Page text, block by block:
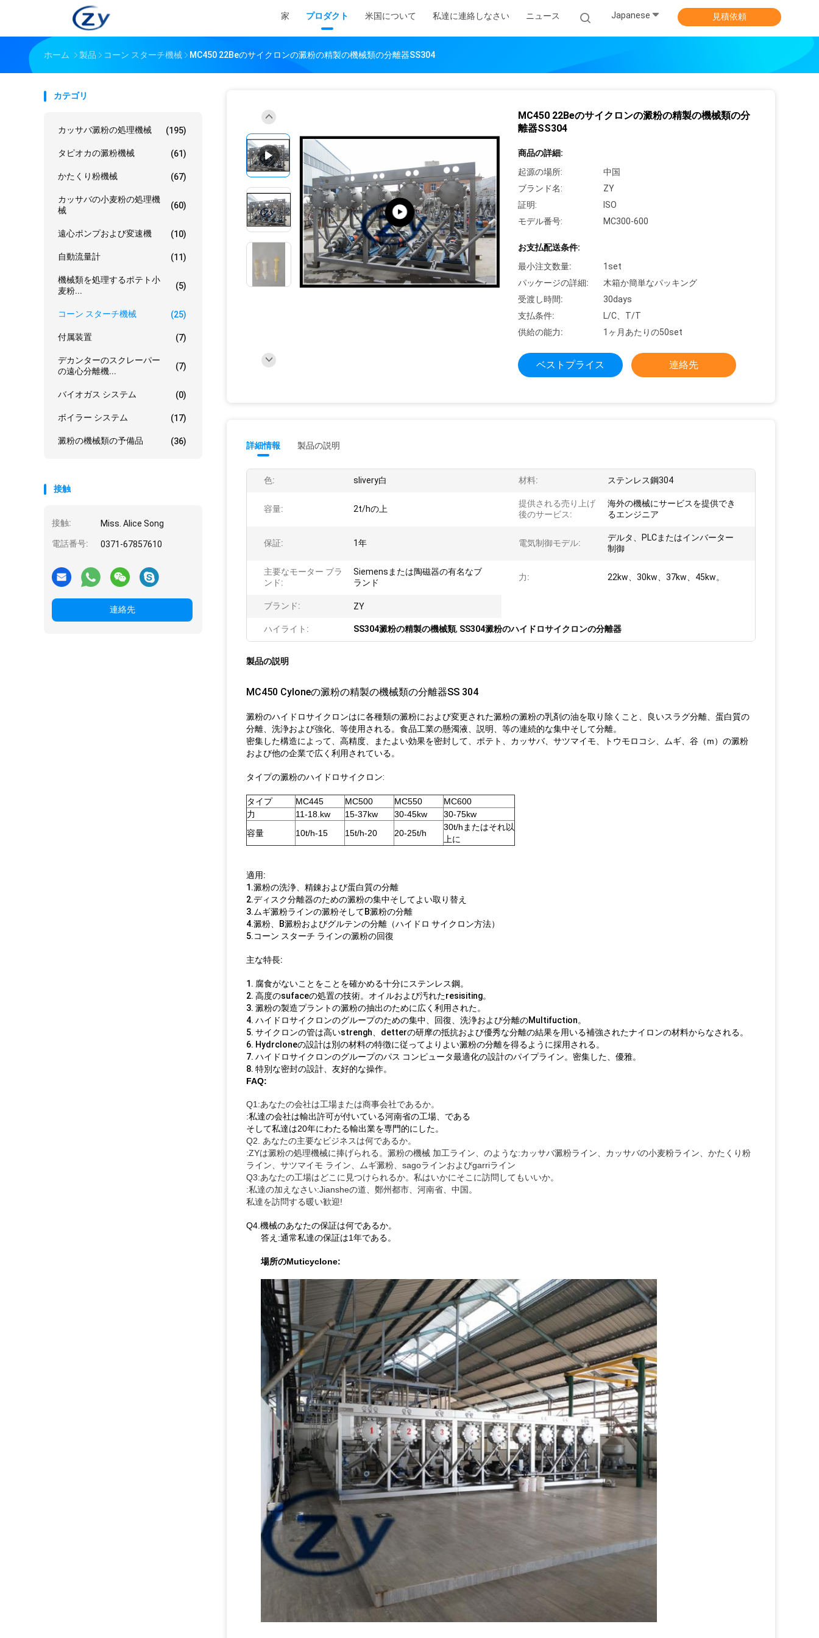
家 プロダクト 米国について 私達に連絡しなさい ニュース Japanese 見積依頼
ホーム 製品 コーン スターチ機械 MC450 22Beのサイクロンの澱粉の精製の機械類の分離器SS304
カテゴリ
カッサバ澱粉の処理機械 (195)
タピオカの澱粉機械 (61)
かたくり粉機械 (67)
カッサバの小麦粉の処理機
械
(60)
遠心ポンプおよび変速機 (10)
自動流量計 (11)
機械類を処理するポテト小
麦粉...
(5)
コーン スターチ機械 (25)
付属装置 (7)
デカンターのスクレーパー
の遠心分離機...
(7)
バイオガス システム (0)
ボイラー システム (17)
澱粉の機械類の予備品 (36)
接触
接触: Miss. Alice Song
電話番号: 0371-67857610
連絡先
MC450 22Beのサイクロンの澱粉の精製の機械類の分
離器SS304
商品の詳細:
起源の場所:
中国
ブランド名:
ZY
証明:
ISO
モデル番号:
MC300-600
お支払配送条件:
最小注文数量:
1set
パッケージの詳細:
木箱か簡単なパッキング
受渡し時間:
30days
支払条件:
L/C、T/T
供給の能力:
1ヶ月あたりの50set
ベストプライス 連絡先
詳細情報 製品の説明
色: slivery白 材料: ステンレス鋼304
容量: 2t/hの上
提供される売り上げ
後のサービス:
海外の機械にサービスを提供でき
るエンジニア
保証: 1年 電気制御モデル:
デルタ、PLCまたはインバーター
制御
主要なモーター ブラ
ンド:
Siemensまたは陶磁器の有名なブ
ランド
力: 22kw、30kw、37kw、45kw。
ブランド: ZY
ハイライト: SS304澱粉の精製の機械類, SS304澱粉のハイドロサイクロンの分離器
製品の説明
MC450 Cyloneの澱粉の精製の機械類の分離器SS 304
澱粉のハイドロサイクロンはに各種類の澱粉におよび変更された澱粉の澱粉の乳剤の油を取り除くこと、良いスラグ分離、蛋白質の
分離、洗浄および強化、等使用される。食品工業の懸濁液、説明、等の連続的な集中そして分離。
密集した構造によって、高精度、またよい効果を密封して、ポテト、カッサバ、サツマイモ、トウモロコシ、ムギ、谷（m）の澱粉
および他の企業で広く利用されている。
タイプの澱粉のハイドロサイクロン:
タイプ MC445 MC500 MC550
MC600
力
11-18.kw 15-37kw 30-45kw
30-75kw
容量
10t/h-15 15t/h-20 20-25t/h
30t/hまたはそれ以
上に
適用:
1.澱粉の洗浄、精錬および蛋白質の分離
2.ディスク分離器のための澱粉の集中そしてよい取り替え
3.ムギ澱粉ラインの澱粉そしてB澱粉の分離
4.澱粉、B澱粉およびグルテンの分離（ハイドロ サイクロン方法）
5.コーン スターチ ラインの澱粉の回復
主な特長:
1. 腐食がないことをことを確かめる十分にステンレス鋼。
2. 高度のsufaceの処置の技術。オイルおよび汚れたresisiting。
3. 澱粉の製造プラントの澱粉の抽出のために広く利用された。
4. ハイドロサイクロンのグループのための集中、回復、洗浄および分離のMultifuction。
5. サイクロンの管は高いstrengh、detterの研摩の抵抗および優秀な分離の結果を用いる補強されたナイロンの材料からなされる。
6. Hydrcloneの設計は別の材料の特徴に従ってよりよい澱粉の分離を得るように採用される。
7. ハイドロサイクロンのグループのパス コンピュータ最適化の設計のパイプライン。密集した、優雅。
8. 特別な密封の設計、友好的な操作。
FAQ:
Q1:あなたの会社は工場または商事会社であるか。
:私達の会社は輸出許可が付いている河南省の工場、である
そして私達は20年にわたる輸出業を専門的にした。
Q2. あなたの主要なビジネスは何であるか。
:ZYは澱粉の処理機械に捧げられる。澱粉の機械 加工ライン、のような:カッサバ澱粉ライン、カッサバの小麦粉ライン、かたくり粉
ライン、サツマイモ ライン、ムギ澱粉、sagoラインおよびgarriライン
Q3:あなたの工場はどこに見つけられるか。私はいかにそこに訪問してもいいか。
:私達の加えなさい:Jiansheの道、鄭州都市、河南省、中国。
私達を訪問する暖い歓迎!
Q4.機械のあなたの保証は何であるか。
答え:通常私達の保証は1年である。
場所のMuticyclone: